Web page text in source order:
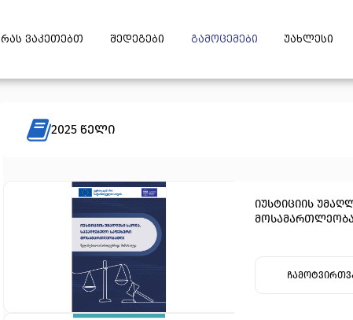
რას ვაკეთებთ შედეგები გამოცემები უახლესი
2025 წელი
იუსტიციის